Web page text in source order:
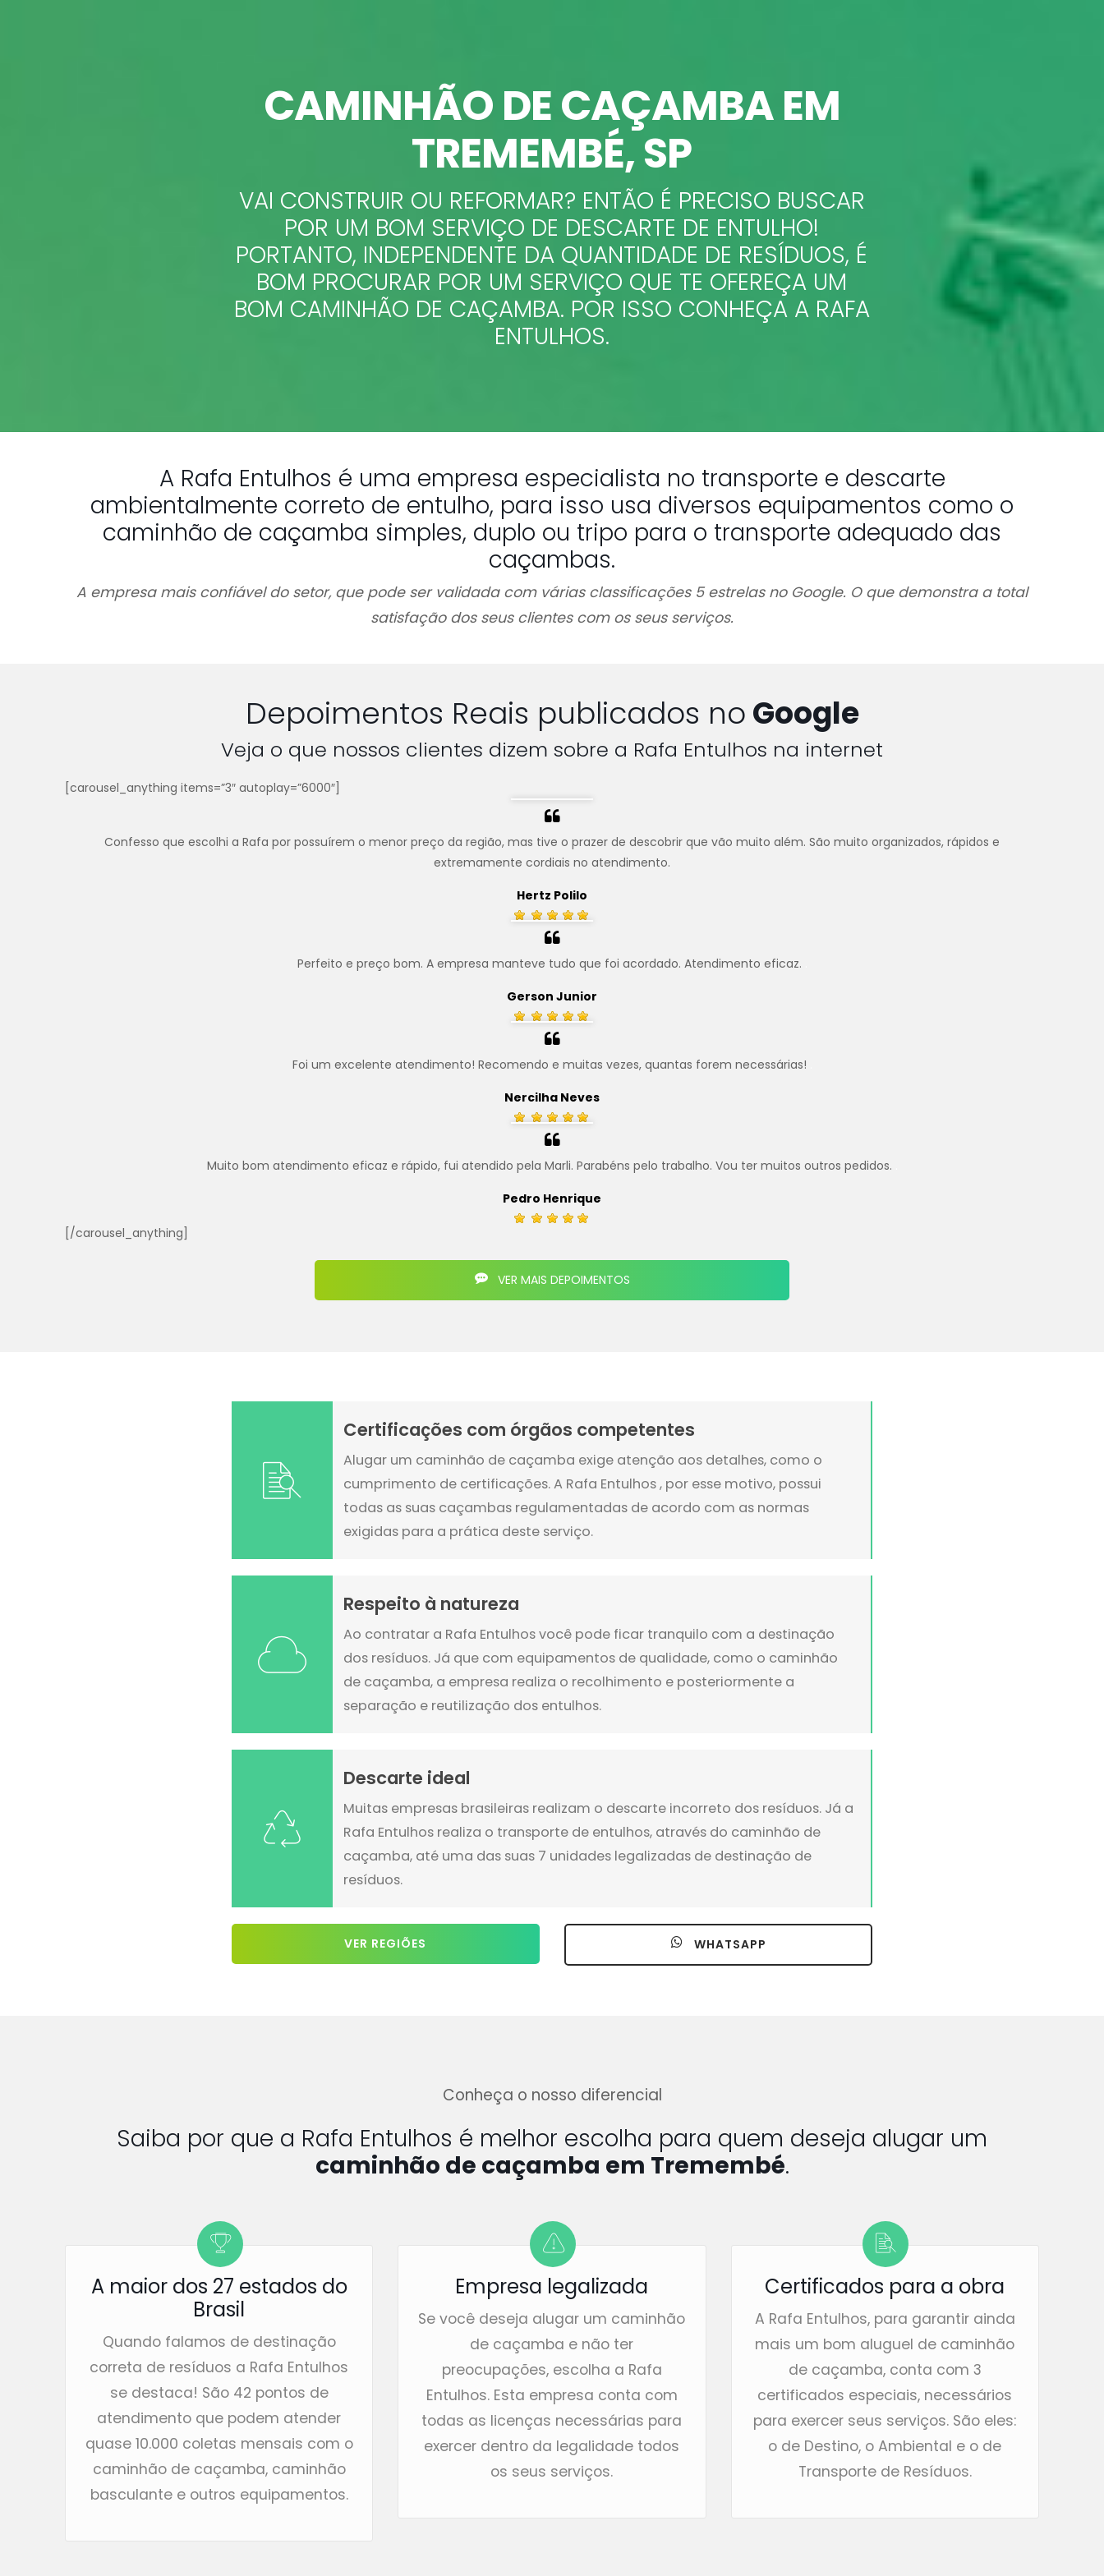
CAMINHÃO DE CAÇAMBA EM
TREMEMBÉ, SP
VAI CONSTRUIR OU REFORMAR? ENTÃO É PRECISO BUSCAR
POR UM BOM SERVIÇO DE DESCARTE DE ENTULHO!
PORTANTO, INDEPENDENTE DA QUANTIDADE DE RESÍDUOS, É
BOM PROCURAR POR UM SERVIÇO QUE TE OFEREÇA UM
BOM CAMINHÃO DE CAÇAMBA. POR ISSO CONHEÇA A RAFA
ENTULHOS.
A Rafa Entulhos é uma empresa especialista no transporte e descarte
ambientalmente correto de entulho, para isso usa diversos equipamentos como o
caminhão de caçamba simples, duplo ou tripo para o transporte adequado das
caçambas.
A empresa mais confiável do setor, que pode ser validada com várias classificações 5 estrelas no Google. O que demonstra a total
satisfação dos seus clientes com os seus serviços.
Depoimentos Reais publicados noGoogle
Veja o que nossos clientes dizem sobre a Rafa Entulhos na internet
[carousel_anything items=”3″ autoplay=”6000″]
Confesso que escolhi a Rafa por possuírem o menor preço da região, mas tive o prazer de descobrir que vão muito além. São muito organizados, rápidos e
extremamente cordiais no atendimento.
Hertz Polilo
Perfeito e preço bom. A empresa manteve tudo que foi acordado. Atendimento eficaz.
Gerson Junior
Foi um excelente atendimento! Recomendo e muitas vezes, quantas forem necessárias!
Nercilha Neves
Muito bom atendimento eficaz e rápido, fui atendido pela Marli. Parabéns pelo trabalho. Vou ter muitos outros pedidos.
Pedro Henrique
[/carousel_anything]
VER MAIS DEPOIMENTOS
Certificações com órgãos competentes
Alugar um caminhão de caçamba exige atenção aos detalhes, como o
cumprimento de certificações. A Rafa Entulhos , por esse motivo, possui
todas as suas caçambas regulamentadas de acordo com as normas
exigidas para a prática deste serviço.
Respeito à natureza
Ao contratar a Rafa Entulhos você pode ficar tranquilo com a destinação
dos resíduos. Já que com equipamentos de qualidade, como o caminhão
de caçamba, a empresa realiza o recolhimento e posteriormente a
separação e reutilização dos entulhos.
Descarte ideal
Muitas empresas brasileiras realizam o descarte incorreto dos resíduos. Já a
Rafa Entulhos realiza o transporte de entulhos, através do caminhão de
caçamba, até uma das suas 7 unidades legalizadas de destinação de
resíduos.
VER REGIÕES WHATSAPP
Conheça o nosso diferencial
Saiba por que a Rafa Entulhos é melhor escolha para quem deseja alugar um
caminhão de caçamba em Tremembé.
A maior dos 27 estados do
Brasil
Quando falamos de destinação
correta de resíduos a Rafa Entulhos
se destaca! São 42 pontos de
atendimento que podem atender
quase 10.000 coletas mensais com o
caminhão de caçamba, caminhão
basculante e outros equipamentos.
Empresa legalizada
Se você deseja alugar um caminhão
de caçamba e não ter
preocupações, escolha a Rafa
Entulhos. Esta empresa conta com
todas as licenças necessárias para
exercer dentro da legalidade todos
os seus serviços.
Certificados para a obra
A Rafa Entulhos, para garantir ainda
mais um bom aluguel de caminhão
de caçamba, conta com 3
certificados especiais, necessários
para exercer seus serviços. São eles:
o de Destino, o Ambiental e o de
Transporte de Resíduos.